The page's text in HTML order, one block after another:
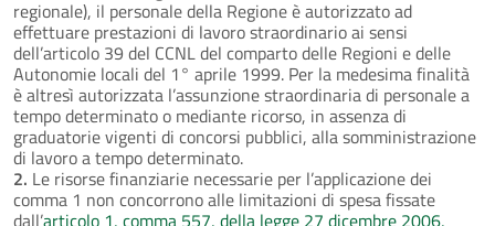
regionale), il personale della Regione è autorizzato ad
effettuare prestazioni di lavoro straordinario ai sensi
dell’articolo 39 del CCNL del comparto delle Regioni e delle
Autonomie locali del 1° aprile 1999. Per la medesima finalità
è altresì autorizzata l’assunzione straordinaria di personale a
tempo determinato o mediante ricorso, in assenza di
graduatorie vigenti di concorsi pubblici, alla somministrazione
di lavoro a tempo determinato.
2. Le risorse finanziarie necessarie per l’applicazione dei
comma 1 non concorrono alle limitazioni di spesa fissate
dall’articolo 1, comma 557, della legge 27 dicembre 2006,